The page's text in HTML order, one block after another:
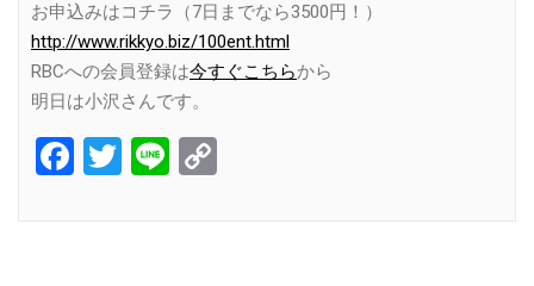
お申込みはコチラ（7日までなら3500円！）
http://www.rikkyo.biz/100ent.html
RBCへの会員登録は今すぐこちらから
明日は小沢さんです。
Facebook
Twitter
Line